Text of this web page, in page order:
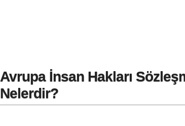
Avrupa İnsan Hakları
Nelerdir?